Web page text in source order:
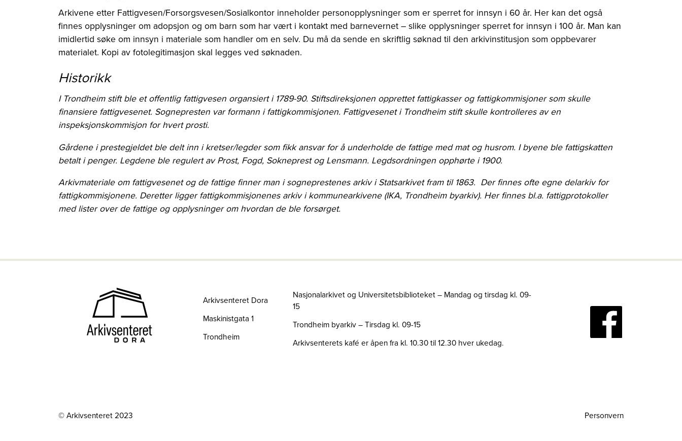
Arkivene etter Fattigvesen/Forsorgsvesen/Sosialkontor inneholder personopplysninger som er sperret for innsyn i 60 år. Her kan det også
finnes opplysninger om adopsjon og om barn som har vært i kontakt med barnevernet – slike opplysninger sperret for innsyn i 100 år. Man kan
imidlertid søke om innsyn i materiale som handler om en selv. Du må da sende en skriftlig søknad til den arkivinstitusjon som oppbevarer
materialet. Kopi av fotolegitimasjon skal legges ved søknaden.
Historikk
I Trondheim stift ble et offentlig fattigvesen organsiert i 1789-90. Stiftsdireksjonen opprettet fattigkasser og fattigkommisjoner som skulle
finansiere fattigvesenet. Sognepresten var formann i fattigkommisjonen. Fattigvesenet i Trondheim stift skulle kontrolleres av en
inspeksjonskommisjon for hvert prosti.
Gårdene i prestegjeldet ble delt inn i kretser/legder som fikk ansvar for å underholde de fattige med mat og husrom. I byene ble fattigskatten
betalt i penger. Legdene ble regulert av Prost, Fogd, Sokneprest og Lensmann. Legdsordningen opphørte i 1900.
Arkivmateriale om fattigvesenet og de fattige finner man i sogneprestenes arkiv i Statsarkivet fram til 1863. Der finnes ofte egne delarkiv for
fattigkommisjonene. Deretter ligger fattigkommisjonenes arkiv i kommunearkivene (IKA, Trondheim byarkiv). Her finnes bl.a. fattigprotokoller
med lister over de fattige og opplysninger om hvordan de ble forsørget.
Arkivsenteret Dora
Maskinistgata 1
Trondheim
Nasjonalarkivet og Universitetsbiblioteket – Mandag og tirsdag kl. 09-
15
Trondheim byarkiv – Tirsdag kl. 09-15
Arkivsenterets kafé er åpen fra kl. 10.30 til 12.30 hver ukedag.
© Arkivsenteret 2023 Personvern